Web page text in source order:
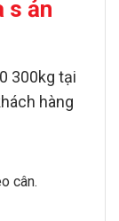
s ản
300kg tại
hàng
cân.